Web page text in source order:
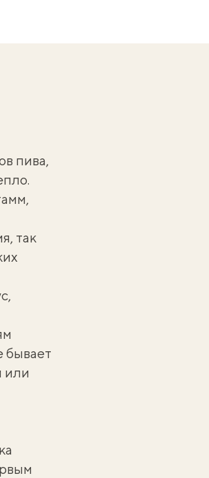
пива,
так
бывает
или